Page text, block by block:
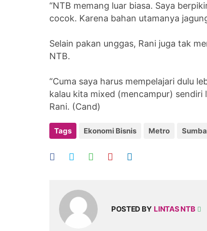
“NTB memang luar biasa. Saya
cocok. Karena bahan utamanya
Selain pakan unggas, Rani juga tak
NTB.
“Cuma saya harus mempelajari dulu
kalau kita mixed (mencampur) sendiri
Rani. (Cand)
Tags Ekonomi Bisnis Metro
POSTED BY LINTAS NTB